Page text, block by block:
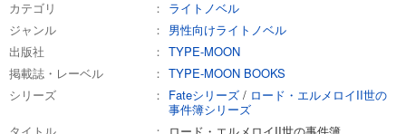
カテゴリ
ライトノベル
ジャンル
男性向けライトノベル
出版社
TYPE-MOON
掲載誌・レーベル
TYPE-MOON BOOKS
シリーズ
Fateシリーズ / ロード・エルメロイII世の
事件簿シリーズ